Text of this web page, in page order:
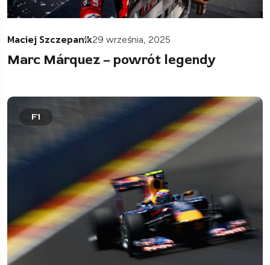
Maciej Szczepanik29 września, 2025
Marc Márquez – powrót legendy
F1